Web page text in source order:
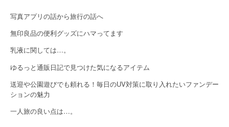
i
g
a
t
i
o
写真アプリの話から旅行の話へ
無印良品の便利グッズにハマってます
乳液に関しては…。
ゆるっと通販日記で見つけた気になるアイテム
送迎や公園遊びでも頼れる！毎日のUV対策に取り入れたいファンデー
ションの魅力
一人旅の良い点は…。